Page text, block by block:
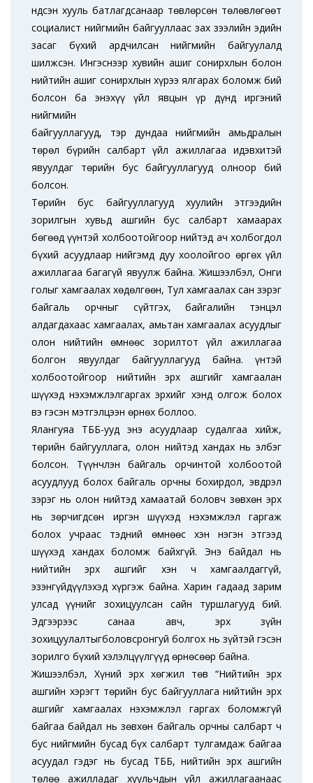
Үндсэн хууль батлагдсанаар төвлөрсөн төлөвлөгөөт
социалист нийгмийн байгууллаас зах зээлийн эдийн
засаг бүхий ардчилсан нийгмийн байгуулалд
шилжсэн. Ингэснээр хувийн ашиг сонирхлын болон
нийтийн ашиг сонирхлын хүрээ ялгарах боломж бий
болсон ба энэхүү үйл явцын үр дүнд иргэний
нийгмийн
байгууллагууд, тэр дундаа нийгмийн амьдралын
төрөл бүрийн салбарт үйл ажиллагаа идэвхитэй
явуулдаг төрийн бус байгууллагууд олноор бий
болсон.
Төрийн бус байгууллагууд хуулийн этгээдийн
зорилгын хувьд ашгийн бус салбарт хамаарах
бөгөөд үүнтэй холбоотойгоор нийтэд ач холбогдол
бүхий асуудлаар нийгэмд дуу хоолойгоо өргөх үйл
ажиллагаа багагүй явуулж байна. Жишээлбэл, Онги
голыг хамгаалах хөдөлгөөн, Тул хамгаалах сан зэрэг
байгаль орчныг сүйтгэх, байгалийн тэнцэл
алдагдахаас хамгаалах, амьтан хамгаалах асуудлыг
олон нийтийн өмнөөс зорилтот үйл ажиллагаа
болгон явуулдаг байгууллагууд байна. Үүнтэй
холбоотойгоор нийтийн эрх ашгийг хамгаалан
шүүхэд нэхэмжлэлгаргах эрхийг хэнд олгож болох
вэ гэсэн мэтгэлцээн өрнөх боллоо.
Ялангуяа ТББ-ууд энэ асуудлаар судалгаа хийж,
төрийн байгууллага, олон нийтэд хандах нь элбэг
болсон. Түүнчлэн байгаль орчинтой холбоотой
асуудлууд болох байгаль орчны бохирдол, эвдрэл
зэрэг нь олон нийтэд хамаатай боловч зөвхөн эрх
нь зөрчигдсөн иргэн шүүхэд нэхэмжлэл гаргаж
болох учраас тэдний өмнөөс хэн нэгэн этгээд
шүүхэд хандах боломж байхгүй. Энэ байдал нь
нийтийн эрх ашгийг хэн ч хамгаалдаггүй,
эзэнгүйдүүлэхэд хүргэж байна. Харин гадаад зарим
улсад үүнийг зохицуулсан сайн туршлагууд бий.
Эдгээрээс санаа авч, эрх зүйн
зохицуулалтыгболовсронгуй болгох нь зүйтэй гэсэн
зорилго бүхий хэлэлцүүлгүүд өрнөсөөр байна.
Жишээлбэл, Хүний эрх хөгжил төв “Нийтийн эрх
ашгийн хэрэгт төрийн бус байгууллага нийтийн эрх
ашгийг хамгаалах нэхэмжлэл гаргах боломжгүй
байгаа байдал нь зөвхөн байгаль орчны салбарт ч
бус нийгмийн бусад бүх салбарт тулгамдаж байгаа
асуудал гэдэг нь бусад ТББ, нийтийн эрх ашгийн
төлөө ажилладаг хуульчдын үйл ажиллагаанаас